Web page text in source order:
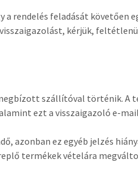
rendelés feladását követően
kérjük,
szállítóval történik.
ezt a visszaigazoló e-
azonban ez egyéb jelzés
termékek vételára